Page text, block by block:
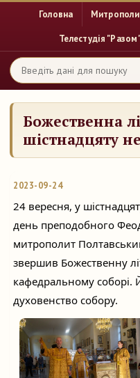
Головна
Телестудія
Божественна
шістнадцяту
2023-09-24
24 вересня, у
день преподобного
митрополит
звершив Божественну
кафедральному соборі.
духовенство собору.